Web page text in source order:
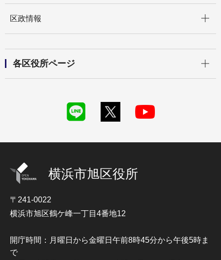
区政情報
各区役所ページ
横浜市旭区役所
〒241-0022
横浜市旭区鶴ケ峰一丁目4番地12
開庁時間：月曜日から金曜日午前8時45分から午後5時ま
で